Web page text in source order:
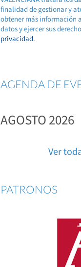
finalidad de gestionar y
obtener más información
datos y ejercer sus
privacidad.
AGENDA DE
AGOSTO 2026
Ver
PATRONOS